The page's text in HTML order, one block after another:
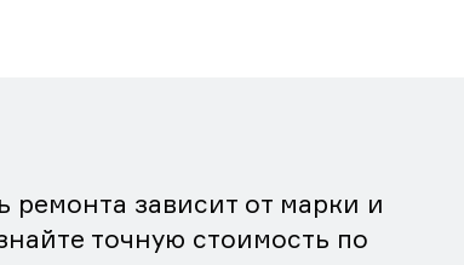
ремонта зависит от марки и
точную стоимость по